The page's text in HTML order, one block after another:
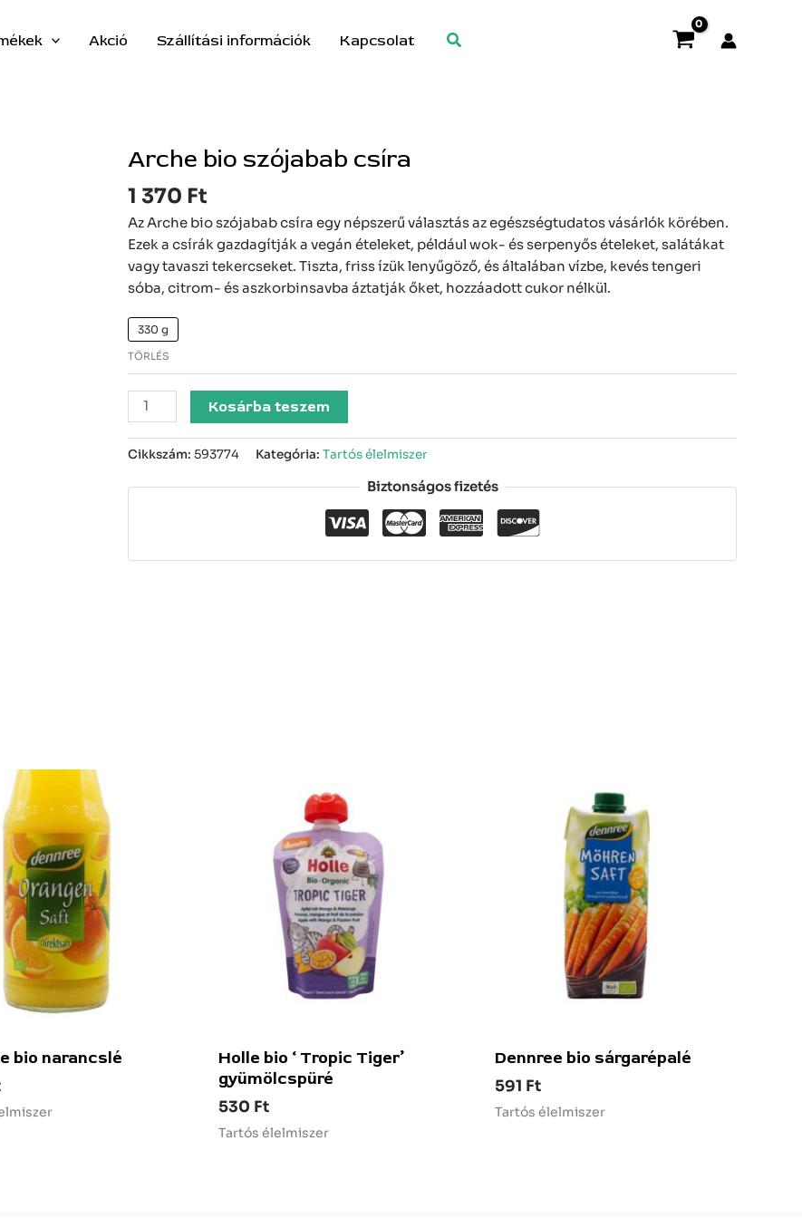
Akció Szállítási információk Kapcsolat Search
Arche bio szójabab csíra
1 370 Ft
Az Arche bio szójabab csíra egy népszerű választás az egészségtudatos vásárlók körében.
Ezek a csírák gazdagítják a vegán ételeket, például wok- és serpenyős ételeket, salátákat
vagy tavaszi tekercseket. Tiszta, friss ízük lenyűgöző, és általában vízbe, kevés tengeri
sóba, citrom- és aszkorbinsavba áztatják őket, hozzáadott cukor nélkül.
330 g
TÖRLÉS
Arche
szójabab
csíra
mennyiség
Kosárba teszem
Cikkszám: 593774 Kategória: Tartós élelmiszer
Biztonságos fizetés
bio narancslé
Holle bio ‘ Tropic Tiger’
gyümölcspüré
530 Ft
Tartós élelmiszer
Dennree bio sárgarépalé
591 Ft
Tartós élelmiszer